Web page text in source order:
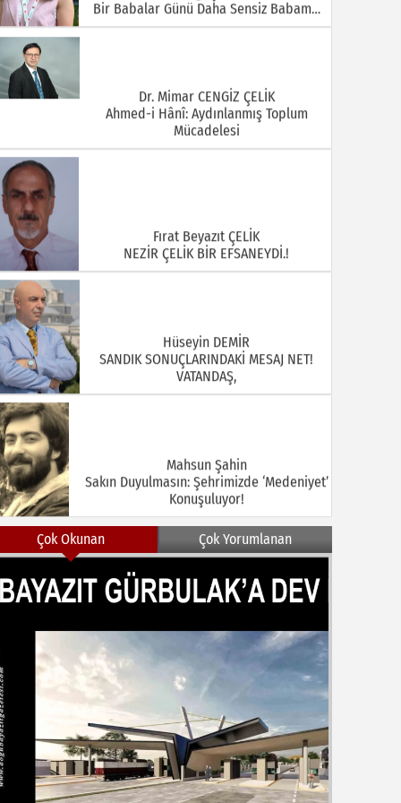
Bir Babalar Günü Daha Sensiz Babam…
Dr. Mimar CENGİZ ÇELİK
Ahmed-i Hânî: Aydınlanmış Toplum
Mücadelesi
Fırat Beyazıt ÇELİK
NEZİR ÇELİK BİR EFSANEYDİ.!
Hüseyin DEMİR
SANDIK SONUÇLARINDAKİ MESAJ NET!
VATANDAŞ,
Mahsun Şahin
Sakın Duyulmasın: Şehrimizde ‘Medeniyet’
Konuşuluyor!
MEHMET KOÇ
DOĞUBAYAZIT ASLINDA BİR İNANÇ
NEZİR ÇELİK
DOĞUBAYAZIT’TA KUŞLAR VE İNSANLAR
Çok Okunan Çok Yorumlanan